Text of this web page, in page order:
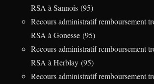
RSA à Sannois (95)
Recours administratif remboursement
RSA à Gonesse (95)
Recours administratif remboursement
RSA à Herblay (95)
Recours administratif remboursement